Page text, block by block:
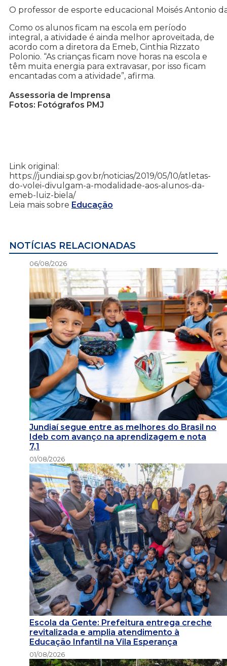
O professor de esporte educacional Moisés Antonio
Como os alunos ficam na escola em período
integral, a atividade é ainda melhor aproveitada, de
acordo com a diretora da Emeb, Cinthia Rizzato
Polonio. “As crianças ficam nove horas na escola e
têm muita energia para extravasar, por isso ficam
encantadas com a atividade”, afirma.
Assessoria de Imprensa
Fotos: Fotógrafos PMJ
Link original:
https://jundiai.sp.gov.br/noticias/2019/05/10/atletas-
do-volei-divulgam-a-modalidade-aos-alunos-da-
emeb-luiz-biela/
Leia mais sobre Educação
NOTÍCIAS RELACIONADAS
06/08/2026
Jundiaí segue entre as melhores do Brasil no
Ideb com avanço na aprendizagem e nota
7,1
01/08/2026
Escola da Gente: Prefeitura entrega creche
revitalizada e amplia atendimento à
Educação Infantil na Vila Esperança
01/08/2026